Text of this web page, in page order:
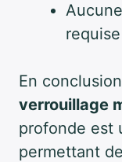
requise
En
verrouillage
profonde est
permettant